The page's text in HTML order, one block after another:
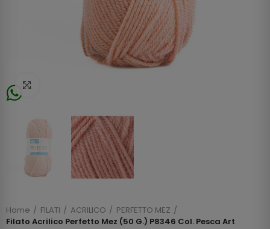
Home FILATI ACRILICO
PERFETTO MEZ
Filato Acrilico Perfetto Mez (50 G.) P8346 Col. Pesca Art